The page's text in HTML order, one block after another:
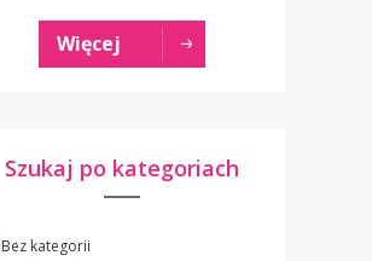
Więcej
Szukaj po kategoriach
Bez kategorii